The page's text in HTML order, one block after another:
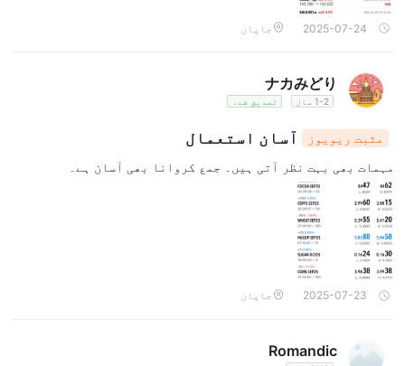
2025-07-24 جاپان
ナカみどり
1-2 سال تصدیق شدہ
مثبت ریویوز آسان استعمال
مہمات بھی بہت نظر آتی ہیں۔ جمع کروانا بھی آسان ہے۔
2025-07-23 جاپان
Romandic